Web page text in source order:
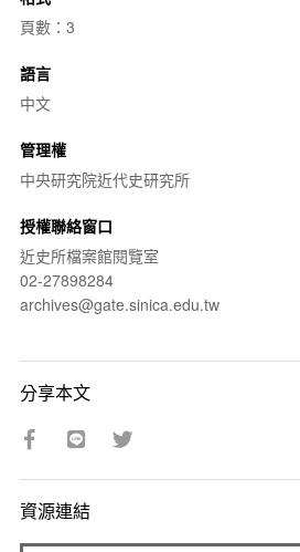
頁數：3
語言
中文
管理權
中央研究院近代史研究所
授權聯絡窗口
近史所檔案館閱覽室
02-27898284
archives@gate.sinica.edu.tw
分享本文
資源連結